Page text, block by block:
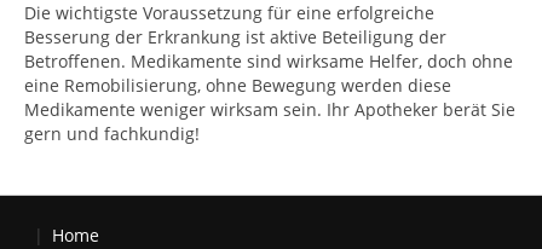
Die wichtigste Voraussetzung für eine erfolgreiche
Besserung der Erkrankung ist aktive Beteiligung der
Betroffenen. Medikamente sind wirksame Helfer, doch ohne
eine Remobilisierung, ohne Bewegung werden diese
Medikamente weniger wirksam sein. Ihr Apotheker berät Sie
gern und fachkundig!
Home